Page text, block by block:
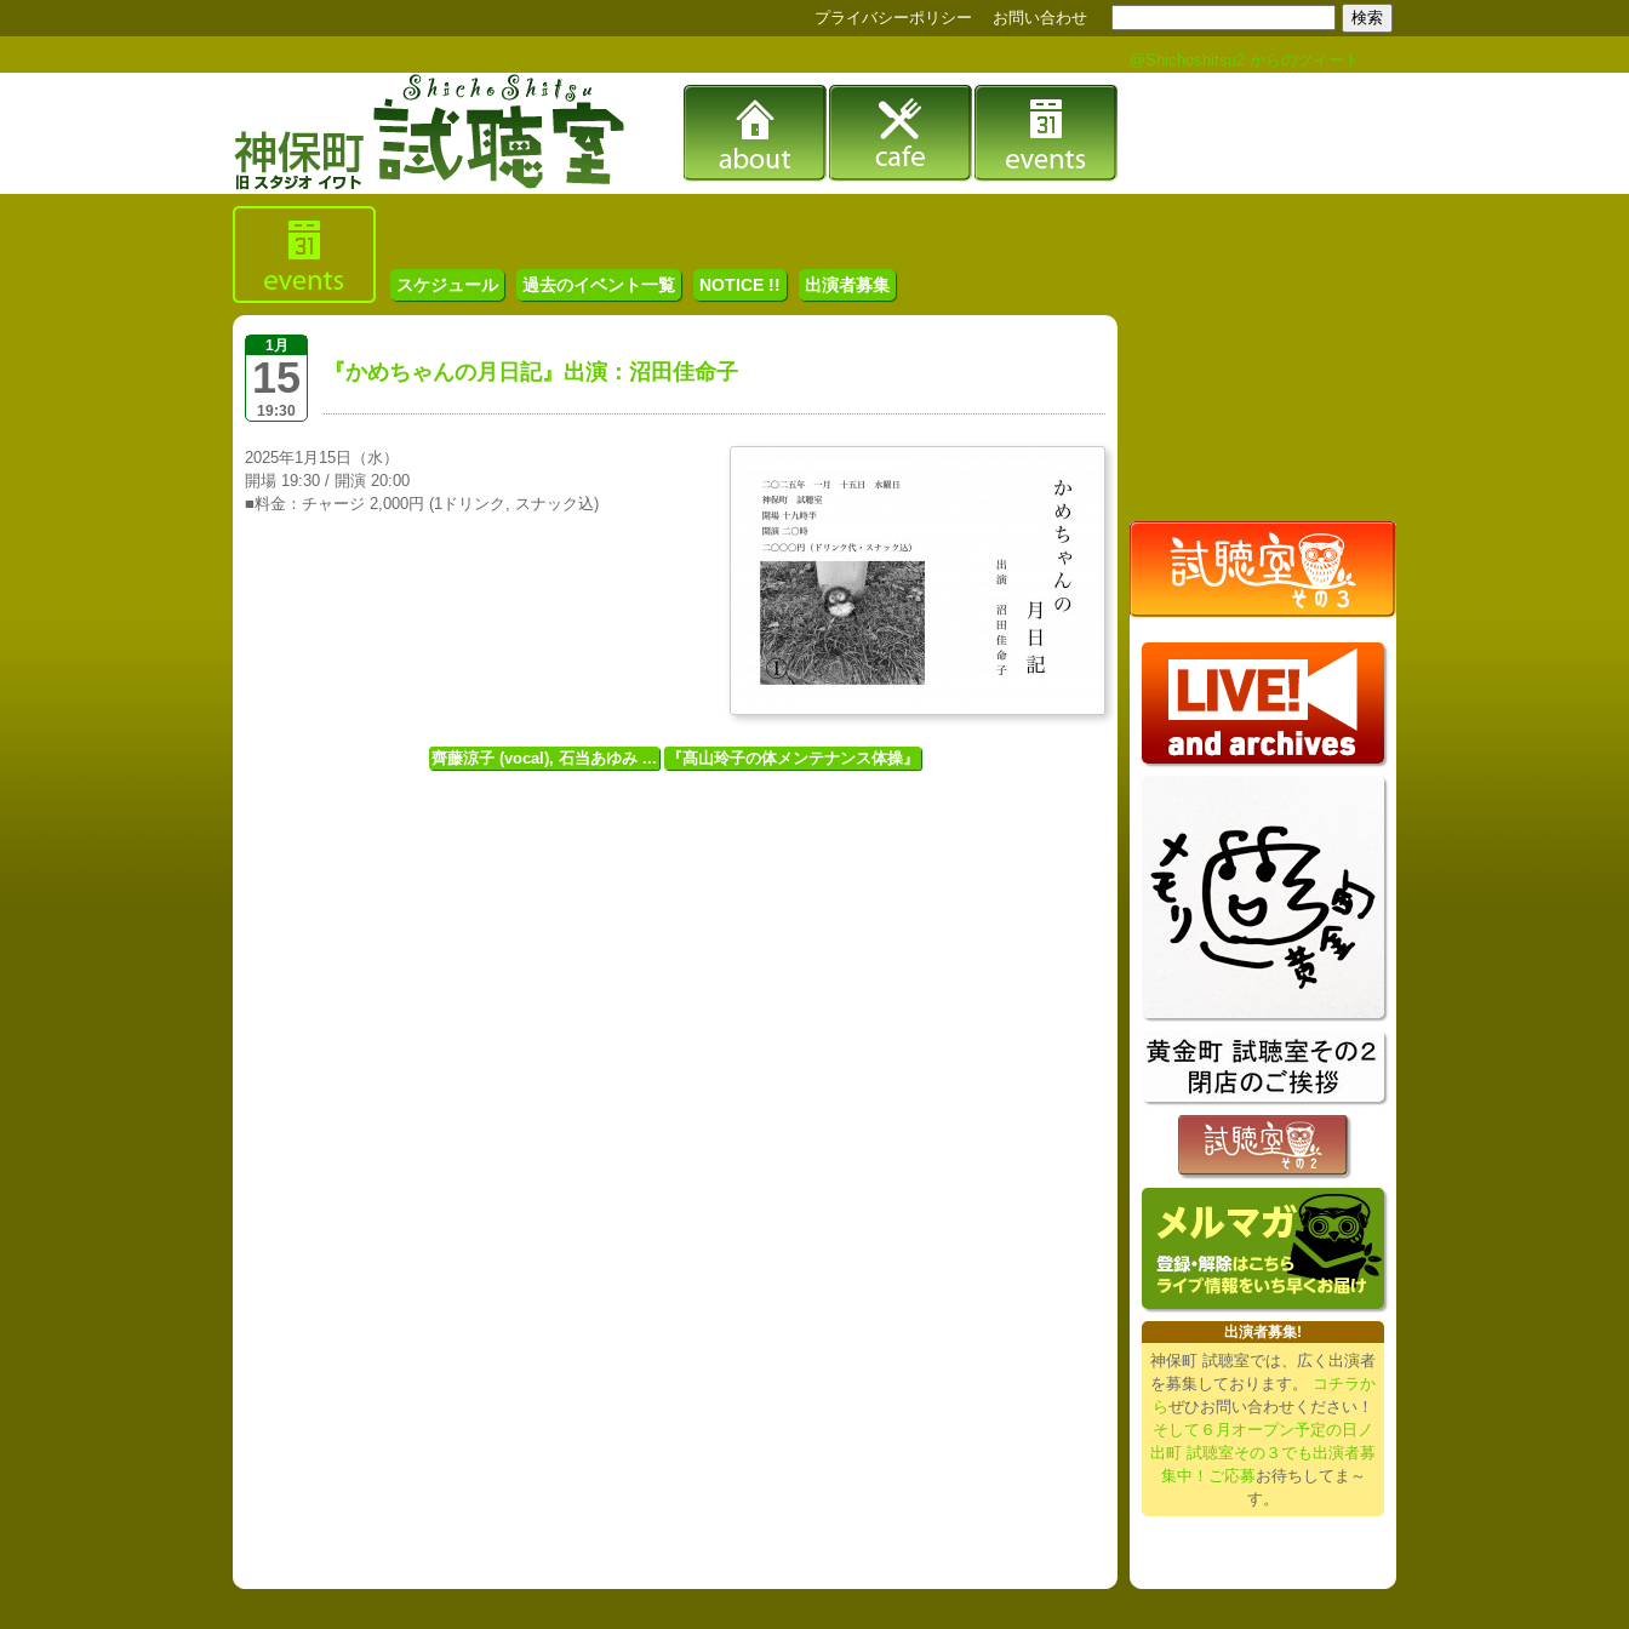
スケジュール 過去のイベント一覧 NOTICE !! 出演者募集
1月
15
19:30
『かめちゃんの月日記』出演：沼田佳命子
2025年1月15日（水）
開場 19:30 / 開演 20:00
■料金：チャージ 2,000円 (1ドリンク, スナック込)
齊藤涼子 (vocal), 石当あゆみ ... 『髙山玲子の体メンテナンス体操』
出演者募集!
神保町 試聴室では、広く出演者
を募集しております。
コチラか
らぜひお問い合わせください！
そして６月オープン予定の日ノ
出町 試聴室その３でも出演者募
集中！ご応募お待ちしてま～
す。
@Shichoshitsu2 からのツイート
プライバシーポリシー お問い合わせ